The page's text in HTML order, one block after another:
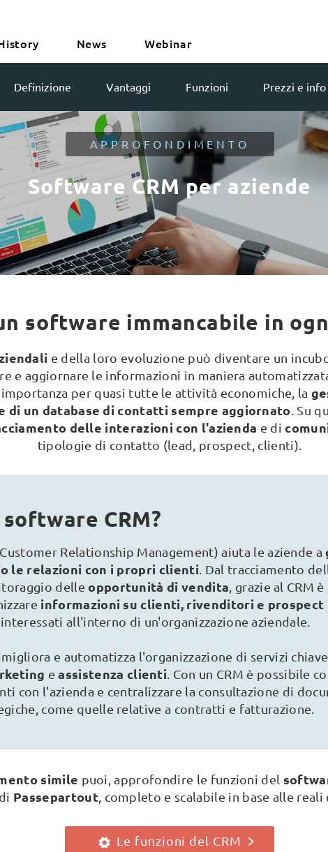
News Webinar
Definizione Vantaggi Funzioni Prezzi e info
APPROFONDIMENTO
Software CRM per aziende
software immancabile in
e della loro evoluzione può diventare un
e aggiornare le informazioni in maniera
per quasi tutte le attività economiche, la
di un database di contatti sempre aggiornato . Su
delle interazioni con l'azienda e di
tipologie di contatto (lead, prospect, clienti).
CRM?
Relationship Management) aiuta le aziende a
le relazioni con i propri clienti. Dal tracciamento
delleopportunità di vendita , grazie al CRM
informazioni su clienti, rivenditori e prospect
all'interno di un'organizzazione aziendale.
migliora e automatizza l'organizzazione di servizi
eassistenza clienti . Con un CRM è possibile
con l'azienda e centralizzare la consultazione di
come quelle relative a contratti e fatturazione.
simile puoi, approfondire le funzioni del
Passepartout , completo e scalabile in base alle
Le funzioni del CRM